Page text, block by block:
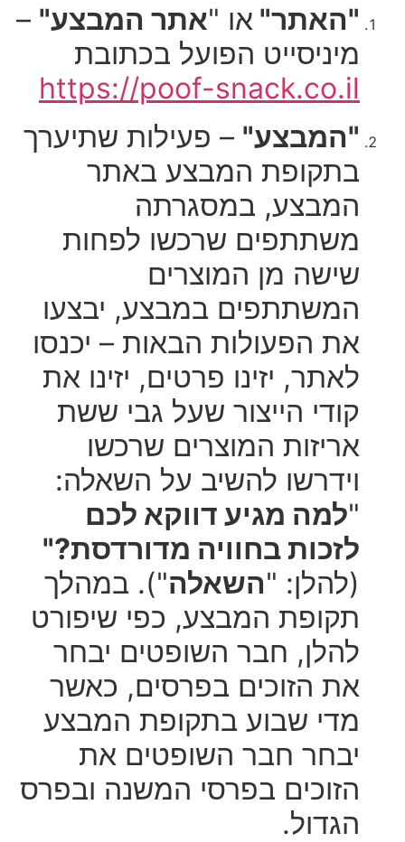
"האתר" או "אתר המבצע" –
מיניסייט הפועל בכתובת
https://poof-snack.co.il
"המבצע" – פעילות שתיערך
בתקופת המבצע באתר
המבצע, במסגרתה
משתתפים שרכשו לפחות
שישה מן המוצרים
המשתתפים במבצע, יבצעו
את הפעולות הבאות – יכנסו
לאתר, יזינו פרטים, יזינו את
קודי הייצור שעל גבי ששת
אריזות המוצרים שרכשו
וידרשו להשיב על השאלה:
"למה מגיע דווקא לכם
לזכות בחוויה מדורדסת?"
(להלן: "השאלה"). במהלך
תקופת המבצע, כפי שיפורט
להלן, חבר השופטים יבחר
את הזוכים בפרסים, כאשר
מדי שבוע בתקופת המבצע
יבחר חבר השופטים את
הזוכים בפרסי המשנה ובפרס
הגדול.